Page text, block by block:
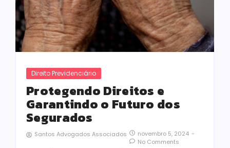
Direito Previdenciário
Protegendo Direitos e
Garantindo o Futuro dos
Segurados
Santos Advogados Associados novembro 5, 2024 -
No Comments